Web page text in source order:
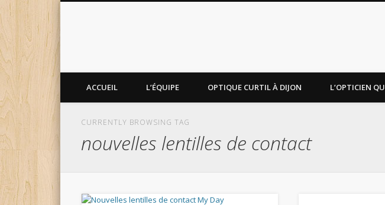
ACCUEIL L’ÉQUIPE OPTIQUE CURTIL À DIJON L’OPTICIEN
CURRENTLY BROWSING TAG
nouvelles lentilles de contact